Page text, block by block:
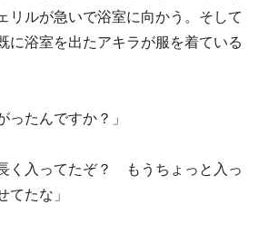
リルが急いで浴室に向かう。そして
に浴室を出たアキラが服を着ている
ったんですか？」
く入ってたぞ？ もうちょっと入っ
てたな」